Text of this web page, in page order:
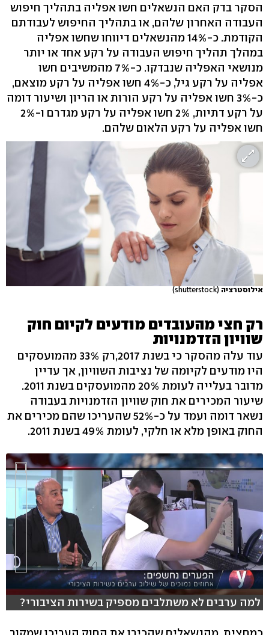
הסקר בדק האם הנשאלים חשו אפליה בתהליך חיפוש
העבודה האחרון שלהם, או בתהליך החיפוש לעבודתם
הקודמת. כ-14% מהנשאלים דיווחו שחשו אפליה
במהלך תהליך חיפוש העבודה על רקע אחד או יותר
מנושאי האפליה שנבדקו. כ-7% מהמשיבים חשו
אפליה על רקע גיל, כ-4% חשו אפליה על רקע מוצאם,
כ-3% חשו אפליה על רקע הורות או הריון ושיעור דומה
על רקע דתיות, 2% חשו אפליה על רקע מגדרם ו-2%
חשו אפליה על רקע הלאום שלהם.
אילוסטרציה (shutterstock)
רק חצי מהעובדים מודעים לקיום חוק
שוויון הזדמנויות
עוד עלה מהסקר כי בשנת 2017,רק 33% מהמועסקים
היו מודעים לקיומה של נציבות השוויון, אך עדיין
מדובר בעלייה לעומת 20% מהמועסקים בשנת 2011.
שיעור המכירים את חוק שוויון הזדמנויות בעבודה
נשאר דומה ועמד על כ-52% שהעריכו שהם מכירים את
החוק באופן מלא או חלקי, לעומת 49% בשנת 2011.
למה ערבים לא משתלבים מספיק בשירות הציבורי?